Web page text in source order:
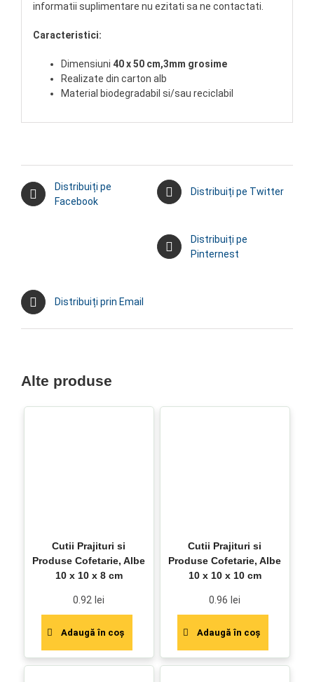
informatii suplimentare nu ezitati sa ne contactati.
Caracteristici:
Dimensiuni 40 x 50cm,3mm grosime
Realizate din carton alb
Material biodegradabil si/sau reciclabil
Distribuiți pe
Facebook
Distribuiți pe Twitter
Distribuiți pe
Pinternest
Distribuiți prin Email
Alte produse
Cutii Prajituri si
Produse Cofetarie, Albe
10 x 10 x 8 cm
0.92 lei
Adaugă în coș
Cutii Prajituri si
Produse Cofetarie, Albe
10 x 10 x 10 cm
0.96 lei
Adaugă în coș